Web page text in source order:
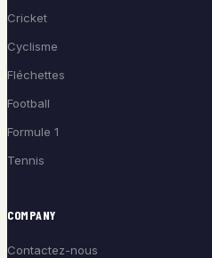
Cricket
Cyclisme
Fléchettes
Football
Formule 1
Tennis
COMPANY
Contactez-nous